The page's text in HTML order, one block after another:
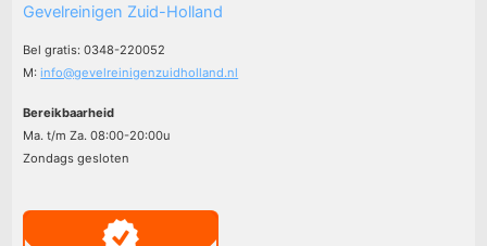
Gevelreinigen Zuid-Holland
Bel gratis: 0348-220052
M:info@gevelreinigenzuidholland.nl
Bereikbaarheid
Ma. t/m Za. 08:00-20:00u
Zondags gesloten